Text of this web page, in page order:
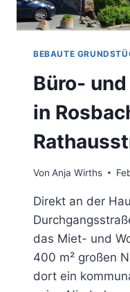
BEBAUTE
Büro-
in
Von Anja Wirths
Direkt an der
das Miet- und
400 m² großen
dort ein